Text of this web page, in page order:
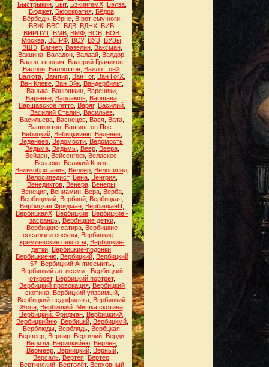
Быстрыкин Быт, БэкингемХ Бэлза
Бюджет, Бюрократия, Бёдра,
Бёрбедж, Бёрнс В рот ему ноги,
ВВЖ, ВВС, ВДВ, ВДНХ, ВИВ,
ВИРПУТ, ВМВ, ВМФ, ВОВ, ВОВ.
Москва, ВС РФ, ВСУ, ВУЗ ВУЗы,
ВШЭ, Вагнер, Вазелин, Ваксман,
Вакцина Валадон Валдай Валдор
Валентынович
Валерий Грачиков,
Валлон, Валлоттон, ВаллоттонХ,
Валюта Вампир Ван Гог, Ван ГогХ
Ван Клеве Ван Эйк Вандербильт,
Ванька Ванюшкин Вареники
Варенье, Варламов, Варшава,
Варшавское гетто Варяг, Василий
Василий Сталин, Васильев,
Васильева Васнецов Вася Вата
Вашингтон Вашингтон Пост,
Вебицкий Вебицкийню Веденев
Веденеев Ведомости Ведомость
Ведьма, Ведьмы, Веер, Веера,
Вейден Вейсенгоф Веласкес
Веласко, Великий Князь,
Великобритания Веллер Велосипед
Велосипедист, Вена Венгрия
Венедиктов Венера Венеры
Венеция, Вениамин, Вера, Верба,
Вербицикий Вербицй Вербицкая
Вербицкая Фридман ВербицкаяП
ВербицкаяХ Вербицкие Вербицкие -
засранцы, Вербицкие детки,
Вербицкие сатира Вербицкие
сосалки и сосуны, Вербицкие —
кремлёвские сексоты, Вербицкие-
детки Вербицкие-подонки
Вербицкиеню Вербицкий Вербицкий
57, Вербицкий Антисемиты,
Вербицкий антисемит, Вербицкий
откроет, Вербицкий портрет,
Вербицкий провокация Вербицкий
скотина, Вербицкий уязвимый,
Вербицкий-педофиляка, Вербицкий.
Жопа, Вербицкий. Мишка скотина,
Вербицкий. Фридман ВербицкийХ
Вербицкийню, Вербицкй, Вербицкмй,
Верблюды, Верблядь, Вербцкая,
Вервеер, Вервир, Вергилий, Верди,
Веризм
Верицкийню Верлен
Вермеер, Верницкий, Верный,
Версаль Вертеп Вертер
Вертинский Вертолёт, Верховный